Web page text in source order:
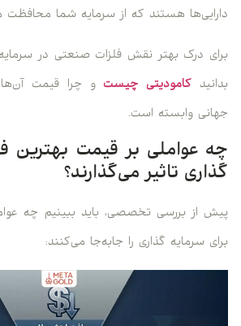
دارایی‌ها هستند که از سرمایه شما محافظت
برای درک بهتر نقش فلزات صنعتی در
بدانید کامودیتی چیست و چرا قیمت
جهانی وابسته است.
چه عواملی بر قیمت بهترین
گذاری تاثیر می‌گذارند؟
پیش از بررسی تخصصی، باید ببینیم چه
برای سرمایه گذاری را جابه‌جا می‌کنند: